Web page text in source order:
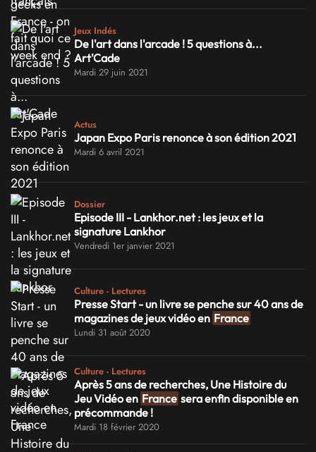
Jeux Indés
De l'art dans l'arcade ! 5 questions à...
Art'Cade
Mardi 29 juin 2021
Actus
Japan Expo Paris renonce à son édition 2021
Mardi 6 avril 2021
Dossier
Episode III - Lankhor.net : les jeux et la
signature Lankhor
Vendredi 1er janvier 2021
Culture - Lectures
Presse Start - un livre se penche sur 40 ans de
magazines de jeux vidéo en France
Lundi 31 août 2020
Culture - Lectures
Après 5 ans de recherches, Une Histoire du
Jeu Vidéo en France sera enfin disponible en
précommande !
Mardi 18 février 2020